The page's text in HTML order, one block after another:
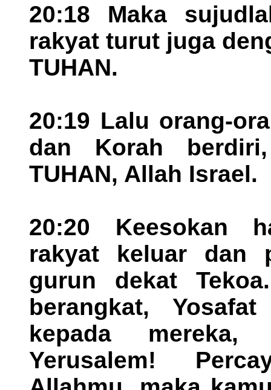
20:18 Maka
rakyat turut juga
TUHAN.
20:19 Lalu orang-
dan Korah
TUHAN, Allah Israel.
20:20 Keesokan
rakyat keluar dan
gurun dekat
berangkat,
kepada
Yerusalem!